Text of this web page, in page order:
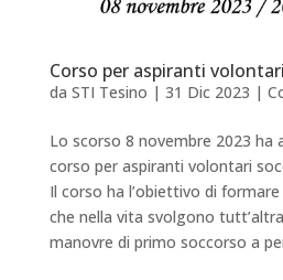
Corso per aspiranti
da STI Tesino | 31 Dic 2023 |
Lo scorso 8 novembre 2023 ha
corso per aspiranti volontari
Il corso ha l’obiettivo di
che nella vita svolgono
manovre di primo soccorso a